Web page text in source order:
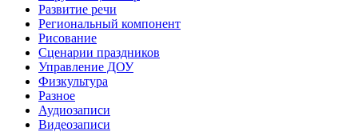
Развитие речи
Региональный компонент
Рисование
Сценарии праздников
Управление ДОУ
Физкультура
Разное
Аудиозаписи
Видеозаписи